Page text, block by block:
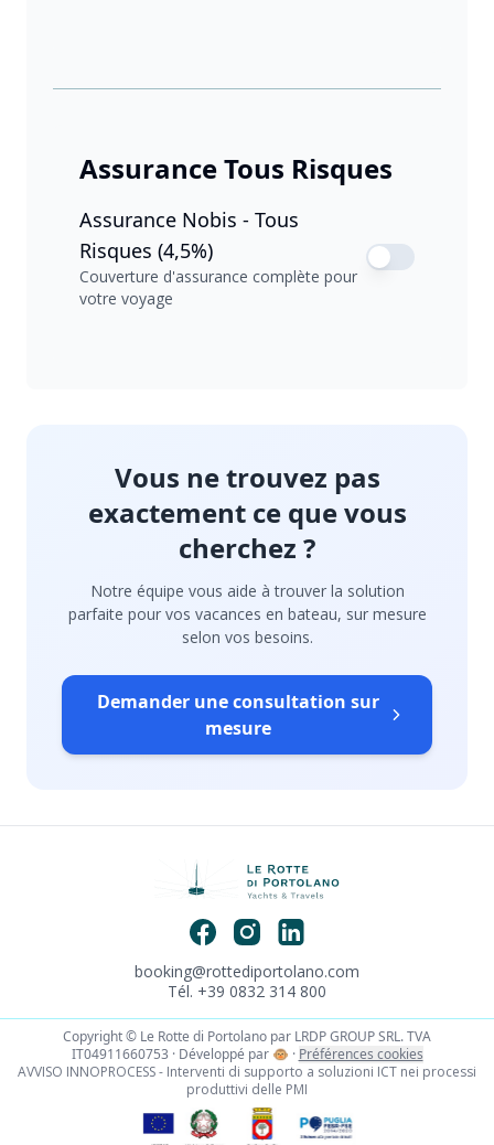
Assurance Tous Risques
Assurance Nobis - Tous
Risques (4,5%)
Couverture d'assurance complète pour
votre voyage
Vous ne trouvez pas
exactement ce que vous
cherchez ?
Notre équipe vous aide à trouver la solution
parfaite pour vos vacances en bateau, sur mesure
selon vos besoins.
Demander une consultation sur
mesure
booking@rottediportolano.com
Tél. +39 0832 314 800
Copyright © Le Rotte di Portolano par LRDP GROUP SRL. TVA
IT04911660753 · Développé par 🐵 · Préférences cookies
AVVISO INNOPROCESS - Interventi di supporto a soluzioni ICT nei processi
produttivi delle PMI